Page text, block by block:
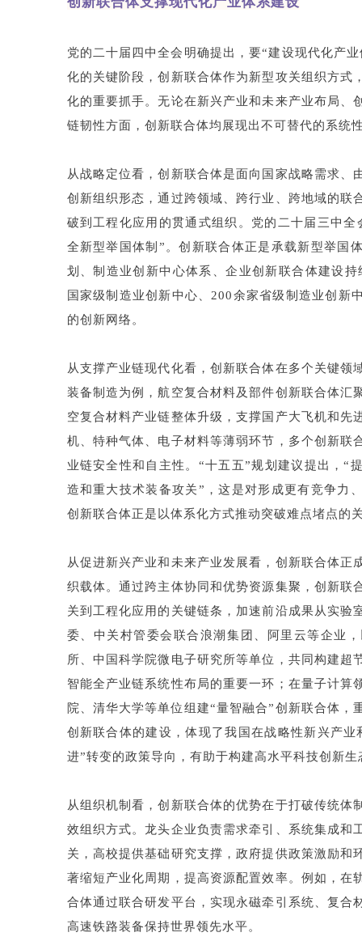
党的二十届四中全会明确提出，要“建设现代化产
化的关键阶段，创新联合体作为新型攻关组织方式
化的重要抓手。无论在新兴产业和未来产业布局、
链韧性方面，创新联合体均展现出不可替代的系统
从战略定位看，创新联合体是面向国家战略需求
创新组织形态，通过跨领域、跨行业、跨地域的联
破到工程化应用的贯通式组织。党的二十届三中
全新型举国体制”。创新联合体正是承载新型举国
划、制造业创新中心体系、企业创新联合体建设
国家级制造业创新中心、200余家省级制造业创新
的创新网络。
从支撑产业链现代化看，创新联合体在多个关键
装备制造为例，航空复合材料及部件创新联合体汇
空复合材料产业链整体升级，支撑国产大飞机和先
机、特种气体、电子材料等薄弱环节，多个创新联
业链安全性和自主性。“十五五”规划建议提出，“
造和重大技术装备攻关”，这是对形成更有竞争力
创新联合体正是以体系化方式推动突破难点堵点的
从促进新兴产业和未来产业发展看，创新联合体
织载体。通过跨主体协同和优势资源集聚，创新联
关到工程化应用的关键链条，加速前沿成果从实验
委、中关村管委会联合浪潮集团、阿里云等企业
所、中国科学院微电子研究所等单位，共同构建
智能全产业链系统性布局的重要一环；在量子计算
院、清华大学等单位组建“量智融合”创新联合体
创新联合体的建设，体现了我国在战略性新兴产
进”转变的政策导向，有助于构建高水平科技创新
从组织机制看，创新联合体的优势在于打破传统
效组织方式。龙头企业负责需求牵引、系统集成和
关，高校提供基础研究支撑，政府提供政策激励和
著缩短产业化周期，提高资源配置效率。例如，在
合体通过联合研发平台，实现永磁牵引系统、复合
高速铁路装备保持世界领先水平。